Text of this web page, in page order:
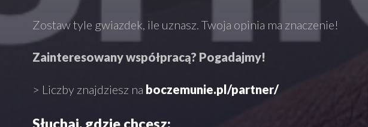
Zostaw tyle gwiazdek, ile uznasz. Twoja opinia ma znaczenie!
Zainteresowany współpracą? Pogadajmy!
> Liczby znajdziesz na boczemunie.pl/partner/
Słuchaj, gdzie chcesz: